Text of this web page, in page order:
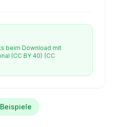
beim Download mit
(CC BY 40) (CC